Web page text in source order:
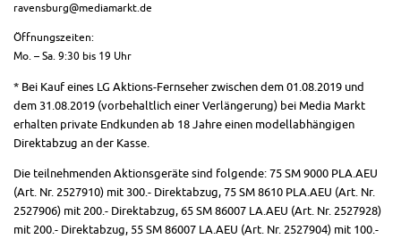
ravensburg@mediamarkt.de
Öffnungszeiten:
Mo. – Sa. 9:30 bis 19 Uhr
* Bei Kauf eines LG Aktions-Fernseher zwischen dem 01.08.2019 und
dem 31.08.2019 (vorbehaltlich einer Verlängerung) bei Media Markt
erhalten private Endkunden ab 18 Jahre einen modellabhängigen
Direktabzug an der Kasse.
Die teilnehmenden Aktionsgeräte sind folgende: 75 SM 9000 PLA.AEU
(Art. Nr. 2527910) mit 300.- Direktabzug, 75 SM 8610 PLA.AEU (Art. Nr.
2527906) mit 200.- Direktabzug, 65 SM 86007 LA.AEU (Art. Nr. 2527928)
mit 200.- Direktabzug, 55 SM 86007 LA.AEU (Art. Nr. 2527904) mit 100.-